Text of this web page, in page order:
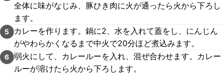
全体に味がなじみ、豚ひき肉に火が通ったら火から下ろし
ます。
5
カレーを作ります。鍋に2、水を入れて蓋をし、にんじん
がやわらかくなるまで中火で20分ほど煮込みます。
6 弱火にして、カレールーを入れ、混ぜ合わせます。カレー
ルーが溶けたら火から下ろします。